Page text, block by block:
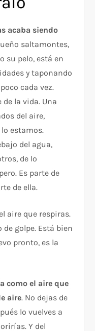
acaba siendo
saltamontes,
su pelo, está en
y taponando
cada vez.
la vida. Una
del aire,
estamos.
del agua,
de lo
Es parte de
de ella.
aire que respiras.
golpe. Está bien
pronto, es la
como el aire que
aire. No dejas de
lo vuelves a
Y del